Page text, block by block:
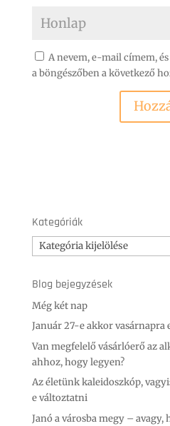
A nevem, e-mail címem,
a böngészőben a következő
Kategóriák
Kategóriák
Blog bejegyzések
Még két nap
Január 27-e akkor vasárnapra
Van megfelelő vásárlóerő az
ahhoz, hogy legyen?
Az életünk kaleidoszkóp,
e változtatni
Janó a városba megy –